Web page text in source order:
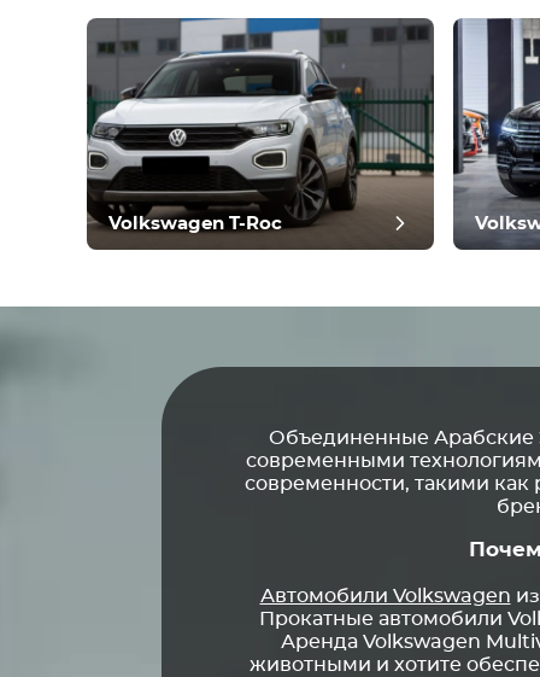
Volkswagen T-Roc
Объединенные Арабские
современными
современности, такими
Автомобили Volkswagen
Прокатные автомобили
Аренда Volkswagen
животными и хотите